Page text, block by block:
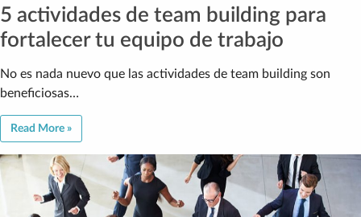
5 actividades de team building para
fortalecer tu equipo de trabajo
No es nada nuevo que las actividades de team building son
beneficiosas…
Read More »